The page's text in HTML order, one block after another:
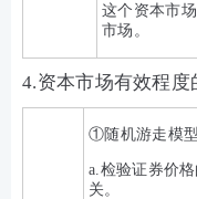
这个资本市
市场。
4.资本市场有效程度
①随机游走模型
a.检验证券价
关。